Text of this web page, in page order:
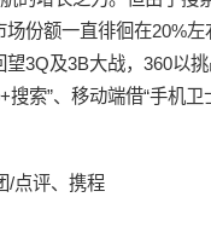
场份额一直徘徊在20%
望3Q及3B大战，360以
搜索”、移动端借“手机
/点评、携程